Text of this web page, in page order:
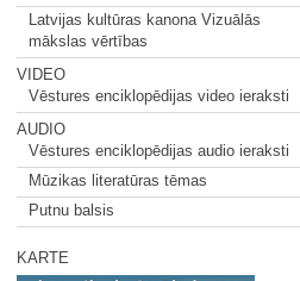
Latvijas kultūras kanona Vizuālās
mākslas vērtības
VIDEO
Vēstures enciklopēdijas video ieraksti
AUDIO
Vēstures enciklopēdijas audio ieraksti
Mūzikas literatūras tēmas
Putnu balsis
KARTE